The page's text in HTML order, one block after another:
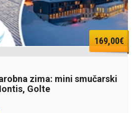
169,00€
zima: mini smučarski
Golte